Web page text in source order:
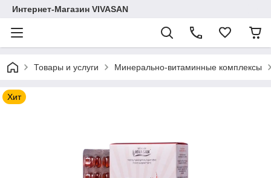
Интернет-Магазин VIVASAN
Товары и услуги Минерально-витаминные комплексы
Хит